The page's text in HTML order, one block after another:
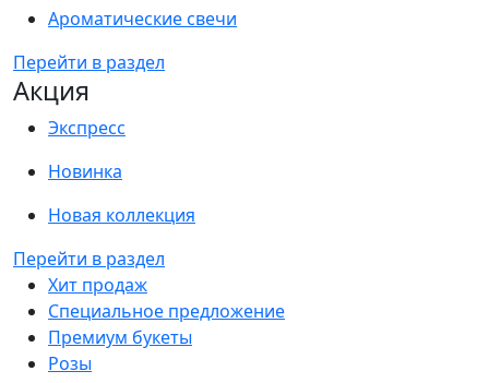
Ароматические свечи
Перейти в раздел
Акция
Экспресс
Новинка
Новая коллекция
Перейти в раздел
Хит продаж
Специальное предложение
Премиум букеты
Розы